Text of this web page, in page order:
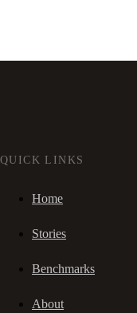
QUICK LINKS
Home
Stories
Benchmarks
About